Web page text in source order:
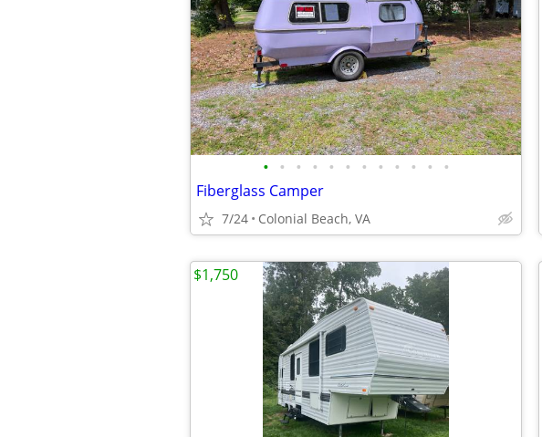
• • • • • • • • • • • •
Fiberglass Camper
7/24 Colonial Beach, VA
$1,750